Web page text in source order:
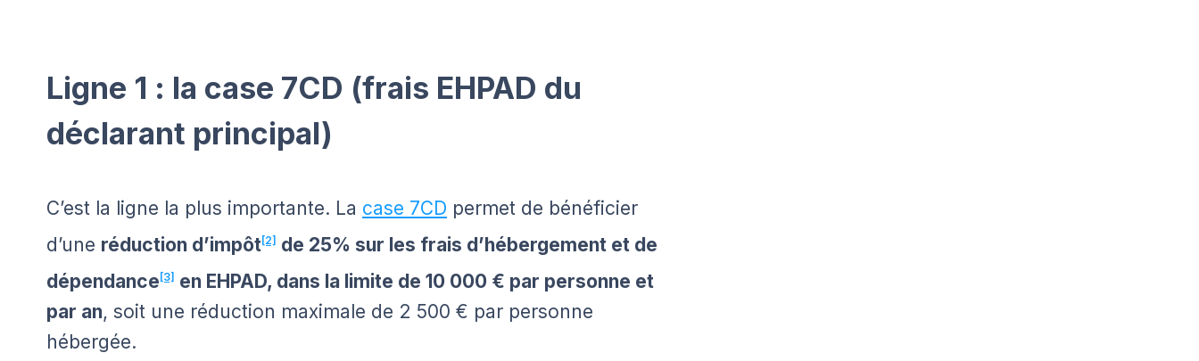
Ligne 1 : la case 7CD (frais EHPAD du
déclarant principal)
C’est la ligne la plus importante. La case 7CD permet de bénéficier
d’une réduction d’impôt[2] de 25% sur les frais d’hébergement et de
dépendance[3] en EHPAD, dans la limite de 10 000 € par personne et
par an, soit une réduction maximale de 2 500 € par personne
hébergée.